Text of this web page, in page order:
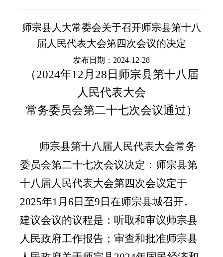
师宗县人大常委会关于召开师宗县第十八
届人民代表大会第四次会议的决定
发布日期：2024-12-28
（2024年12 月 28 日师宗县第十八届
人民代表大会
常务委员会第二十七次会议通过）
师宗县第十八 届人民代表大会常务
委员会第二十七次会议决定：师宗县第
十八 届人民代表大会第四次会议定于
2025年1 月 6 日 至9 日 在师宗县城召开。
建议会议的议程是：听取和审议师宗县
人民政府工作报告；审查和批准师宗县